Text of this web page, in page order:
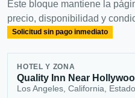
Este bloque mantiene la
precio, disponibilidad y
Solicitud sin pago inmediato
HOTEL Y ZONA
Quality Inn Near
Los Angeles, California,